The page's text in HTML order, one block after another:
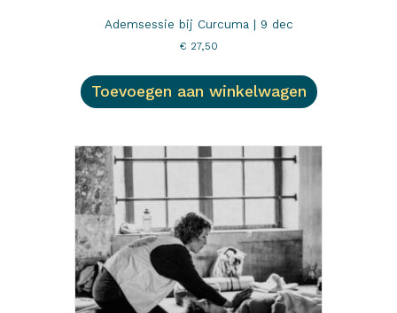
Ademsessie bij Curcuma | 9 dec
€ 27,50
Toevoegen aan winkelwagen